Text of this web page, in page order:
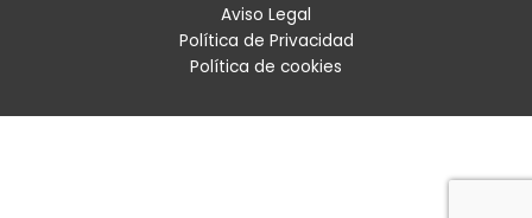
Aviso Legal
Política de Privacidad
Política de cookies